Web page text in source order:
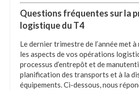
Questions fréquentes sur la
logistique du T4
Le dernier trimestre de l’année met
les aspects de vos opérations
processus d’entrepôt et de
planification des transports et à la
équipements. Ci-dessous, nous